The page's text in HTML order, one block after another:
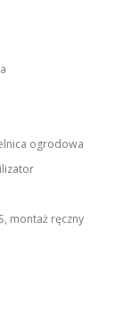
ogrodowa
montaż ręczny